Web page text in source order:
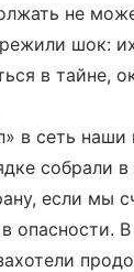
не
шок:
в тайне,
в сеть наши
собрали
если мы
опасности.